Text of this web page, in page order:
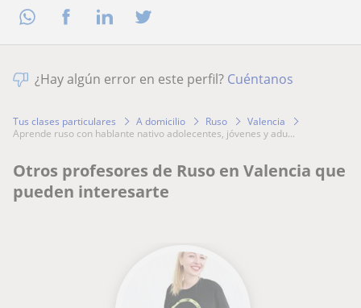
¿Hay algún error en este perfil? Cuéntanos
Tus clases particulares A domicilio Ruso
Valencia
aprende ruso con hablante nativo adolecentes, jóvenes y adu...
Otros profesores de Ruso en Valencia que
pueden interesarte